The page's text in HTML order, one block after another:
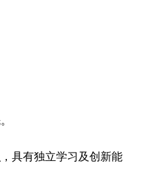
具有独立学习及创新能